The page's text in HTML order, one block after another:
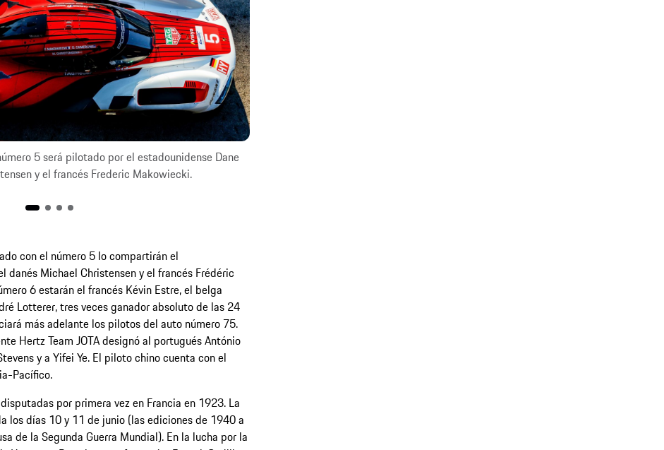
5 será pilotado por el estadounidense Dane
y el francés Frederic Makowiecki.
con el número 5 lo compartirán el
danés Michael Christensen y el francés Frédéric
6 estarán el francés Kévin Estre, el belga
Lotterer, tres veces ganador absoluto de las 24
más adelante los pilotos del auto número 75.
Hertz Team JOTA designó al portugués António
y a Yifei Ye. El piloto chino cuenta con el
Pacífico.
por primera vez en Francia en 1923. La
los días 10 y 11 de junio (las ediciones de 1940 a
de la Segunda Guerra Mundial). En la lucha por la